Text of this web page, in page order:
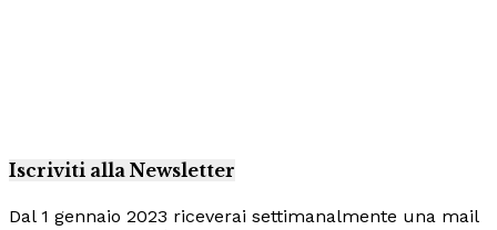
Iscriviti alla Newsletter
Dal 1 gennaio 2023 riceverai settimanalmente una mail